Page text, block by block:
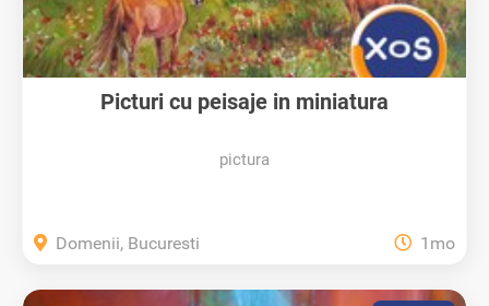
Picturi cu peisaje in miniatura
pictura
Domenii, Bucuresti 1mo